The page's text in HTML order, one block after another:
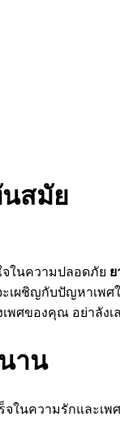
สมัย
ในความปลอดภัย
ชิญกับปัญหาเพศ
ศของคุณ อย่าลังเ
าน
ในความรักและ